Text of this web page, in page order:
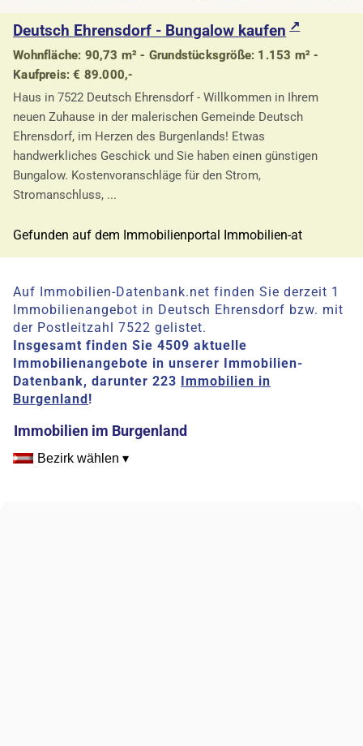
Deutsch Ehrensdorf - Bungalow kaufen
Wohnfläche: 90,73 m² - Grundstücksgröße: 1.153 m² -
Kaufpreis: € 89.000,-
Haus in 7522 Deutsch Ehrensdorf - Willkommen in Ihrem
neuen Zuhause in der malerischen Gemeinde Deutsch
Ehrensdorf, im Herzen des Burgenlands! Etwas
handwerkliches Geschick und Sie haben einen günstigen
Bungalow. Kostenvoranschläge für den Strom,
Stromanschluss, ...
Gefunden auf dem Immobilienportal Immobilien-at
Auf Immobilien-Datenbank.net finden Sie derzeit 1
Immobilienangebot in Deutsch Ehrensdorf bzw. mit
der Postleitzahl 7522 gelistet.
Insgesamt finden Sie 4509 aktuelle
Immobilienangebote in unserer Immobilien-
Datenbank, darunter 223
Immobilien in
Burgenland !
Immobilien im Burgenland
Bezirk wählen ▾